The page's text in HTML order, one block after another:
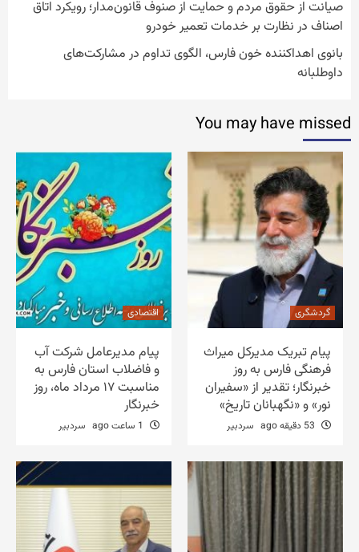
صیانت از حقوق مردم و حمایت از صنوف قانون‌مدار؛ رویکرد اتاق
اصناف در نظارت بر خدمات تعمیر خودرو
بانوی اهداکننده خون فارس، الگوی تداوم در مشارکت‌های
داوطلبانه
You may have missed
گردشگری
پیام تبریک مدیرکل میراث
فرهنگی فارس به روز
خبرنگار؛ تقدیر از «سفیران
نور» و «نگهبانان تاریخ»
سردبیر
اقتصادی
پیام مدیرعامل شرکت آب
و فاضلاب استان فارس به
مناسبت ۱۷ مرداد ماه، روز
خبرنگار
سردبیر